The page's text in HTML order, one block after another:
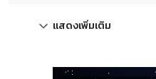
แสดงเพิ่มเติม